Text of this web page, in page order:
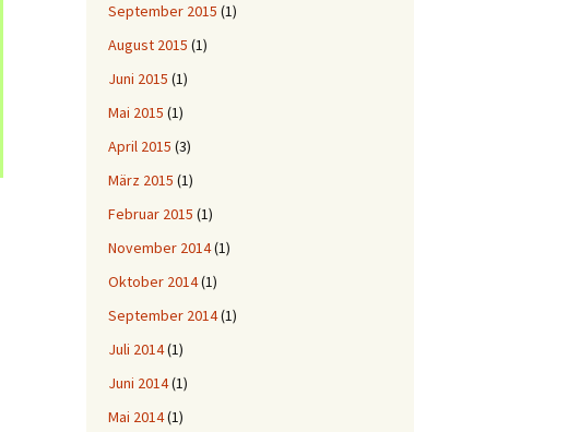
September 2015 (1)
August 2015 (1)
Juni 2015 (1)
Mai 2015 (1)
April 2015 (3)
März 2015 (1)
Februar 2015 (1)
November 2014(1)
Oktober 2014(1)
September 2014(1)
Juli 2014(1)
Juni 2014(1)
Mai 2014(1)